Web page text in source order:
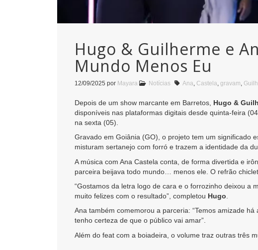
Hugo & Guilherme e
Mundo Menos Eu
12/09/2025 por Mayara Notícias Ana, Castela, gravam,
Depois de um show marcante em Barretos, Hugo &
disponíveis nas plataformas digitais desde quinta-feira
na sexta (05).
Gravado em Goiânia (GO), o projeto tem um significado
misturam sertanejo com forró e trazem a identidade da
A música com Ana Castela conta, de forma divertida e
parceira beijava todo mundo… menos ele. O refrão
“Gostamos da letra logo de cara e o forrozinho deixou a
muito felizes com o resultado”, completou Hugo
Ana também comemorou a parceria: “Temos amizade
tenho certeza de que o público vai amar”.
Além do feat com a boiadeira, o volume traz outras três